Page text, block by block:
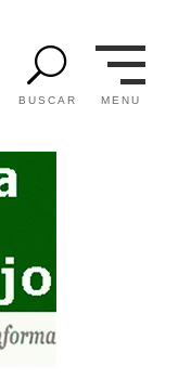
U
BUSCAR MENU